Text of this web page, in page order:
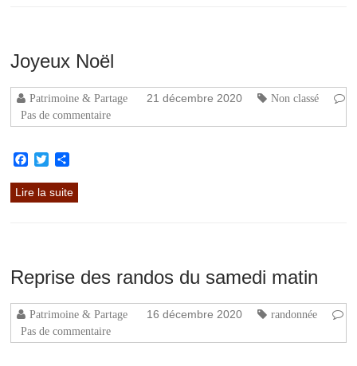
Joyeux Noël
Patrimoine & Partage 21 décembre 2020
Non classé
Pas de commentaire
Facebook
Twitter
Lire la suite
Reprise des randos du samedi matin
Patrimoine & Partage 16 décembre 2020
randonnée
Pas de commentaire